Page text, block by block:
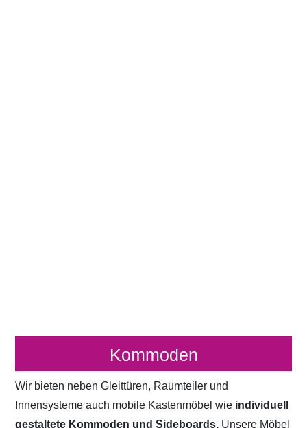
Kommoden
Wir bieten neben Gleittüren, Raumteiler und
Innensysteme auch mobile Kastenmöbel wie individuell
gestaltete Kommoden und Sideboards. Unsere Möbel